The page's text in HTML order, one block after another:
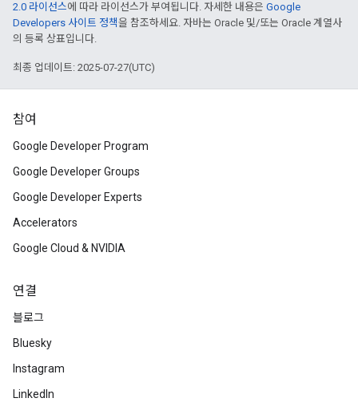
2.0 라이선스에 따라 라이선스가 부여됩니다. 자세한 내용은 Google
Developers 사이트 정책을 참조하세요. 자바는 Oracle 및/또는 Oracle 계열사
의 등록 상표입니다.
최종 업데이트: 2025-07-27(UTC)
참여
Google Developer Program
Google Developer Groups
Google Developer Experts
Accelerators
Google Cloud & NVIDIA
연결
블로그
Bluesky
Instagram
LinkedIn